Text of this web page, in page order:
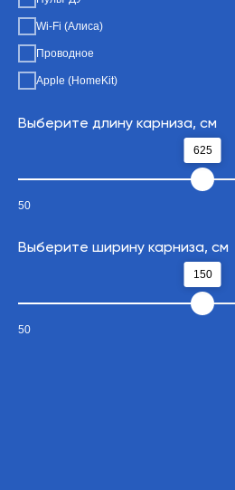
Wi-Fi (Алиса)
Проводное
Apple (HomeKit)
Выберите длину карниза, см
625
50
Выберите ширину карниза, см
150
50
Настенный
Бесплатно